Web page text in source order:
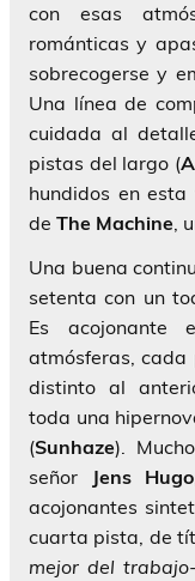
con esas
románticas y
sobrecogerse y
Una línea de
cuidada al
pistas del largo (
hundidos en esta
de The Machine,
Una buena
setenta con un
Es
atmósferas, cada
distinto al
toda una
(Sunhaze).
señor
Jens Hugo
acojonantes
cuarta pista, de
mejor del trabajo-